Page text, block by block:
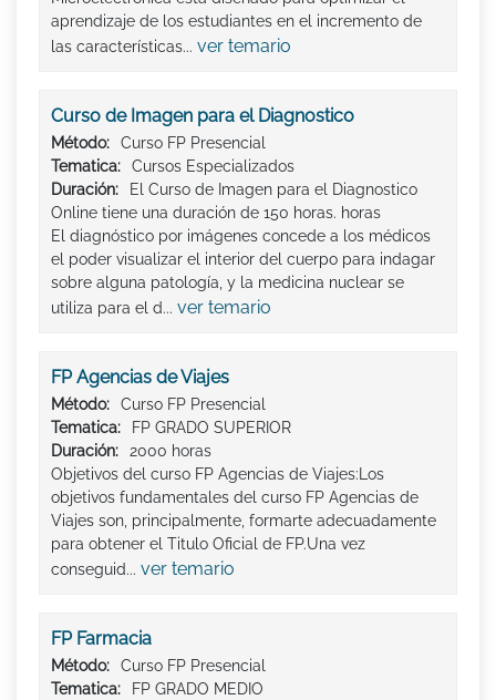
aprendizaje de los estudiantes en el incremento de
las características... ver temario
Curso de Imagen para el Diagnostico
Método:
Curso FP Presencial
Tematica:
Cursos Especializados
Duración:
El Curso de Imagen para el Diagnostico
Online tiene una duración de 150 horas. horas
El diagnóstico por imágenes concede a los médicos
el poder visualizar el interior del cuerpo para indagar
sobre alguna patología, y la medicina nuclear se
utiliza para el d... ver temario
FP Agencias de Viajes
Método:
Curso FP Presencial
Tematica:
FP GRADO SUPERIOR
Duración:
2000 horas
Objetivos del curso FP Agencias de Viajes:Los
objetivos fundamentales del curso FP Agencias de
Viajes son, principalmente, formarte adecuadamente
para obtener el Titulo Oficial de FP.Una vez
conseguid... ver temario
FP Farmacia
Método:
Curso FP Presencial
Tematica:
FP GRADO MEDIO